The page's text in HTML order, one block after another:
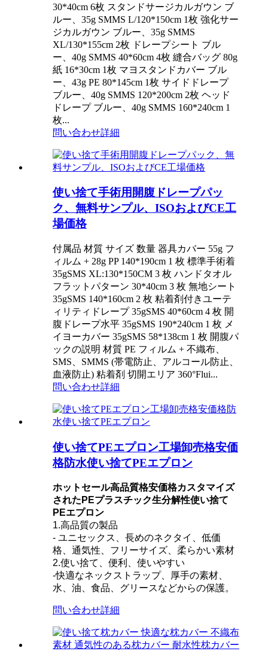
30*40cm 6枚 スタンドサージカルガウン ブ
ルー、35g SMMS L/120*150cm 1枚 強化サー
ジカルガウン ブルー、35g SMMS
XL/130*155cm 2枚 ドレープシート ブル
ー、40g SMMS 40*60cm 4枚 縫合バッグ 80g
紙 16*30cm 1枚 マヨスタンドカバー ブル
ー、43g PE 80*145cm 1枚 サイドドレープ
ブルー、40g SMMS 120*200cm 2枚 ヘッド
ドレープ ブルー、40g SMMS 160*240cm 1
枚...
問い合わせ詳細
使い捨て手術用開腹ドレープパッ
ク、無料サンプル、ISOおよびCE工
場価格
付属品 材質 サイズ 数量 器具カバー 55g フ
ィルム + 28g PP 140*190cm 1 枚 標準手術着
35gSMS XL:130*150CM 3 枚 ハンドタオル
フラットパターン 30*40cm 3 枚 無地シート
35gSMS 140*160cm 2 枚 粘着剤付きユーテ
ィリティドレープ 35gSMS 40*60cm 4 枚 開
腹ドレープ水平 35gSMS 190*240cm 1 枚 メ
イヨーカバー 35gSMS 58*138cm 1 枚 開腹パ
ックの説明 材質 PE フィルム + 不織布、
SMS、SMMS (帯電防止、アルコール防止、
血液防止) 粘着剤 切開エリア 360°Flui...
問い合わせ詳細
使い捨てPEエプロン工場卸売格安価
格防水使い捨てPEエプロン
ホットセール高品質格安価格カスタマイズ
されたPEプラスチック生分解性使い捨て
PEエプロン
1.高品質の製品
- ユニセックス、長めのネクタイ、低価
格、通気性、フリーサイズ、柔らかい素材
2.使い捨て、便利、使いやすい
-快適なネックストラップ、厚手の素材、
水、油、食品、グリースなどからの保護。
問い合わせ詳細